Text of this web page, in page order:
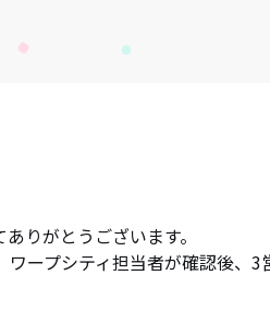
りがとうございます。
ープシティ担当者が確認後、3